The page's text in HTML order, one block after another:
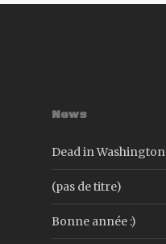
News
Dead in Washington
(pas de titre)
Bonne année :)